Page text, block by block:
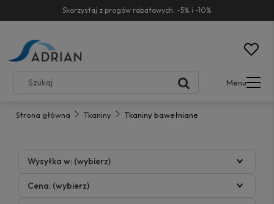
Skorzystaj z progów rabatowych: -5% i -10%
Menu
Strona główna Tkaniny Tkaniny bawełniane
Wysyłka w: (wybierz)
Cena: (wybierz)